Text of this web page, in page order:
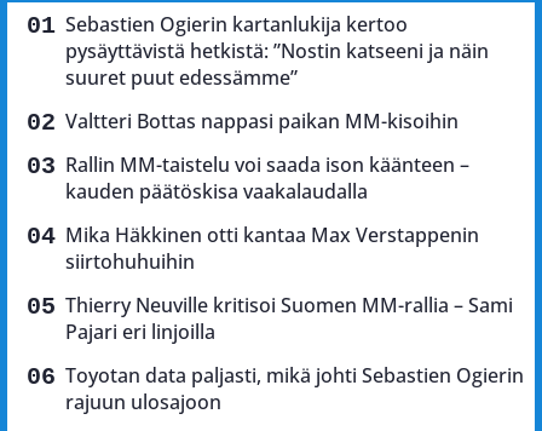
Sebastien Ogierin kartanlukija kertoo
pysäyttävistä hetkistä: ”Nostin katseeni ja näin
suuret puut edessämme”
Valtteri Bottas nappasi paikan MM-kisoihin
Rallin MM-taistelu voi saada ison käänteen –
kauden päätöskisa vaakalaudalla
Mika Häkkinen otti kantaa Max Verstappenin
siirtohuhuihin
Thierry Neuville kritisoi Suomen MM-rallia – Sami
Pajari eri linjoilla
Toyotan data paljasti, mikä johti Sebastien Ogierin
rajuun ulosajoon